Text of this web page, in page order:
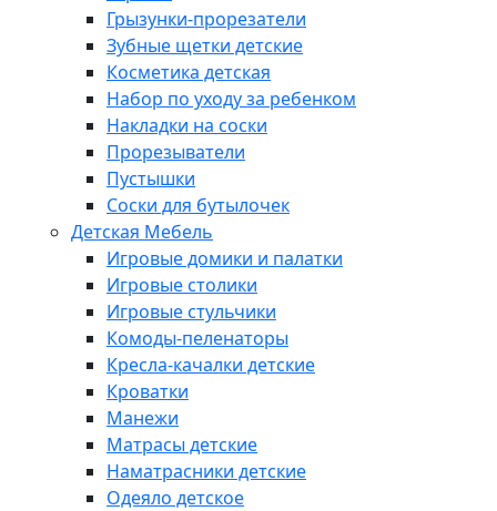
Грызунки-прорезатели
Зубные щетки детские
Косметика детская
Набор по уходу за ребенком
Накладки на соски
Прорезыватели
Пустышки
Соски для бутылочек
Детская Мебель
Игровые домики и палатки
Игровые столики
Игровые стульчики
Комоды-пеленаторы
Кресла-качалки детские
Кроватки
Манежи
Матрасы детские
Наматрасники детские
Одеяло детское